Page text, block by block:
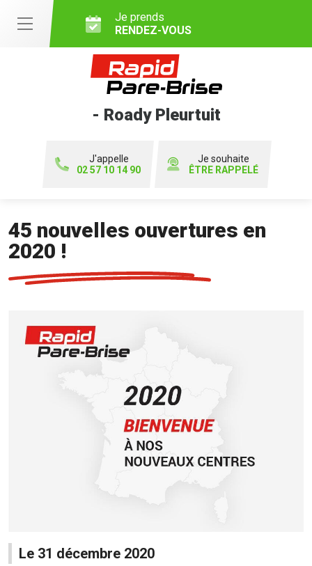
Je prends
RENDEZ-VOUS
- Roady Pleurtuit
J'appelle
02 57 10 14 90
Je souhaite
ÊTRE RAPPELÉ
45 nouvelles ouvertures en
2020 !
Le 31 décembre 2020